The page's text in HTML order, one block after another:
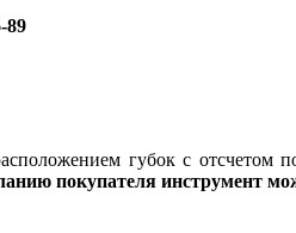
89
губок с отсчетом
покупателя инструмент